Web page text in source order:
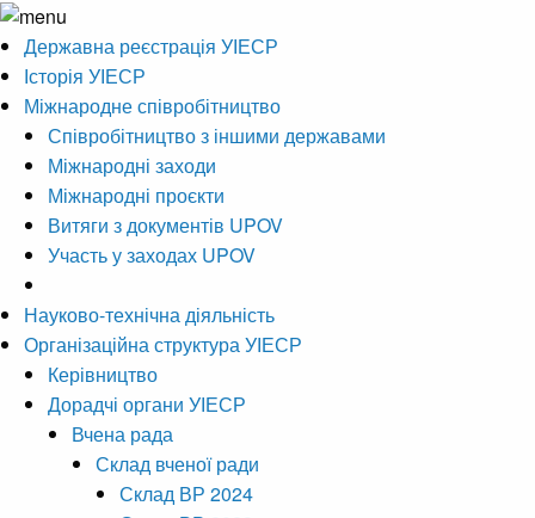
Державна реєстрація УІЕСР
Історія УІЕСР
Міжнародне співробітництво
Співробітництво з іншими державами
Міжнародні заходи
Міжнародні проєкти
Витяги з документів UPOV
Участь у заходах UPOV
Науково-технічна діяльність
Організаційна структура УІЕСР
Керівництво
Дорадчі органи УІЕСР
Вчена рада
Склад вченої ради
Склад ВР 2024